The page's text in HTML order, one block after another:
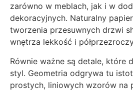
zarówno w meblach, jak i w
dekoracyjnych. Naturalny
tworzenia przesuwnych drzwi
wnętrza lekkość i
Równie ważne są detale, które
styl. Geometria odgrywa tu
prostych, liniowych wzorów na